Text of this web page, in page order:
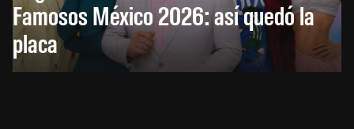
Famosos México 2026: así quedó la
placa